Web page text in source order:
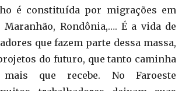
é constituída por migrações em
Maranhão, Rondônia,…. É a vida de
que fazem parte dessa massa,
do futuro, que tanto caminha
que recebe. No Faroeste